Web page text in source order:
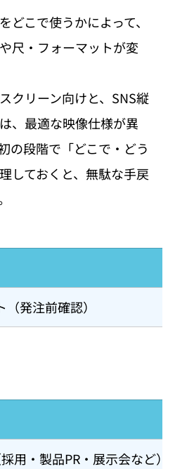
どこで使うかによって、
尺・フォーマットが変
クリーン向けと、SNS縦
、最適な映像仕様が異
の段階で「どこで・どう
しておくと、無駄な手戻
発注前確認）
用・製品PR・展示会など）は